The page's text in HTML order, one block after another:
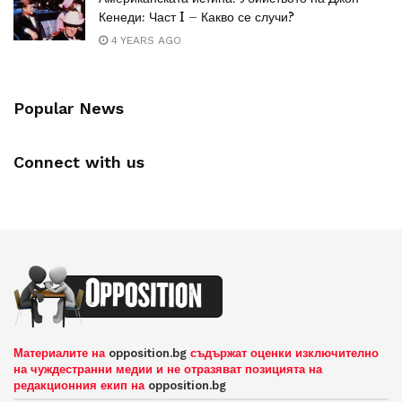
Кенеди: Част I – Какво се случи?
4 YEARS AGO
Popular News
Connect with us
Материалите на opposition.bg съдържат оценки изключително
на чуждестранни медии и не отразяват позицията на
редакционния екип на opposition.bg